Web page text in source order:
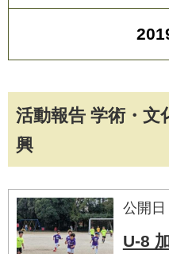
活動報告 学術・文
興
公開日
U-8